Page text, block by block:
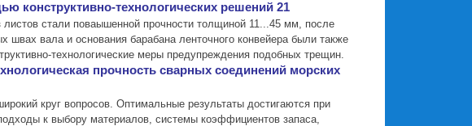
технологических решений 21
листов стали поваышенной прочности толщиной 11...45 мм, после
вала и основания барабана ленточного конвейера были также
технологические меры предупреждения подобных трещин.
прочность сварных соединений морских
круг вопросов. Оптимальные результаты достигаются при
к выбору материалов, системы коэффициентов запаса,